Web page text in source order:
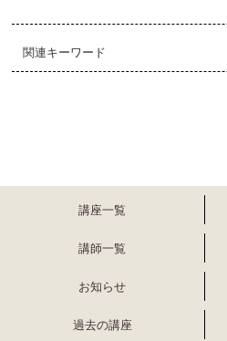
関連キーワード
講座一覧
講師一覧
お知らせ
過去の講座